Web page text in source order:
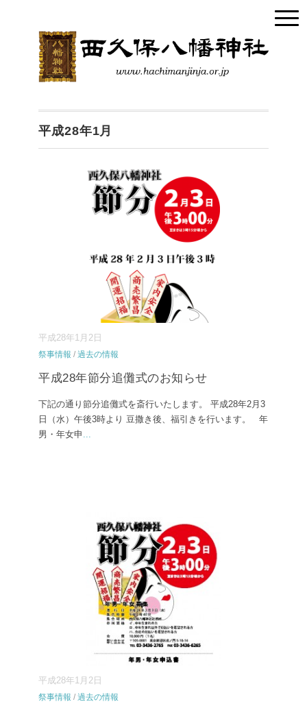
平成28年1月
平成28年1月2日
祭事情報 / 過去の情報
平成28年節分追儺式のお知らせ
下記の通り節分追儺式を斎行いたします。 平成28年2月3
日（水）午後3時より 豆撒き後、福引きを行います。 年
男・年女申 ...
平成28年1月2日
祭事情報 / 過去の情報